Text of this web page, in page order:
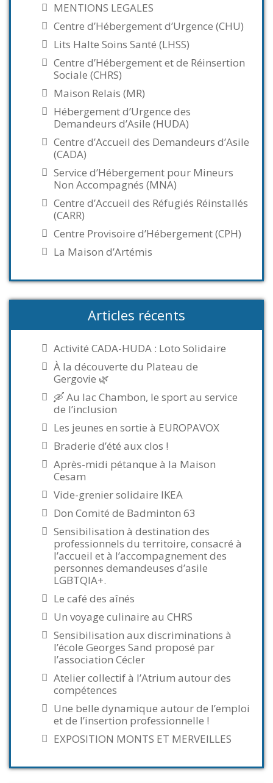
MENTIONS LEGALES
Centre d’Hébergement d’Urgence (CHU)
Lits Halte Soins Santé (LHSS)
Centre d’Hébergement et de Réinsertion
Sociale (CHRS)
Maison Relais (MR)
Hébergement d’Urgence des
Demandeurs d’Asile (HUDA)
Centre d’Accueil des Demandeurs d’Asile
(CADA)
Service d’Hébergement pour Mineurs
Non Accompagnés (MNA)
Centre d’Accueil des Réfugiés Réinstallés
(CARR)
Centre Provisoire d’Hébergement (CPH)
La Maison d’Artémis
Articles récents
Activité CADA-HUDA : Loto Solidaire
À la découverte du Plateau de
Gergovie 🌿
🛶 Au lac Chambon, le sport au service
de l’inclusion
Les jeunes en sortie à EUROPAVOX
Braderie d’été aux clos !
Après-midi pétanque à la Maison
Cesam
Vide-grenier solidaire IKEA
Don Comité de Badminton 63
Sensibilisation à destination des
professionnels du territoire, consacré à
l’accueil et à l’accompagnement des
personnes demandeuses d’asile
LGBTQIA+.
Le café des aînés
Un voyage culinaire au CHRS
Sensibilisation aux discriminations à
l’école Georges Sand proposé par
l’association Cécler
Atelier collectif à l’Atrium autour des
compétences
Une belle dynamique autour de l’emploi
et de l’insertion professionnelle !
EXPOSITION MONTS ET MERVEILLES